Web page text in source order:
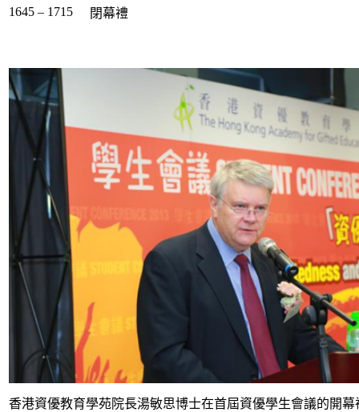
1645 – 1715
閉幕禮
香港資優教育學苑院長湯敏思博士在首屆資優學生會議的開幕